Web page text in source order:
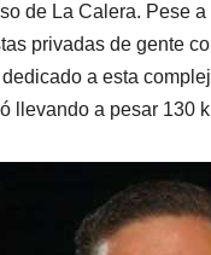
de La Calera. Pese
privadas de gente
a esta
llevando a pesar 130